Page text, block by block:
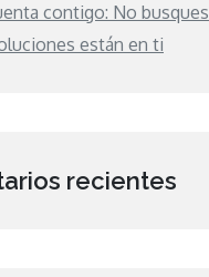
contigo: No busques
están en ti
recientes